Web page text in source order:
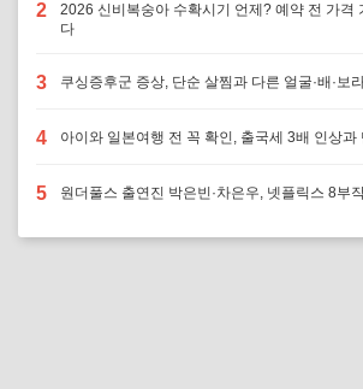
2
2026 신비복숭아 수확시기 언제? 예약 전 가격
다
3 쿠싱증후군 증상, 단순 살찜과 다른 얼굴·배·보
4 아이와 일본여행 전 꼭 확인, 출국세 3배 인상과
5 원더풀스 출연진 박은빈·차은우, 넷플릭스 8부